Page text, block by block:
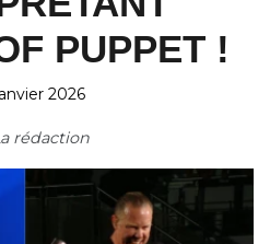
PUPPET !
2026
rédaction